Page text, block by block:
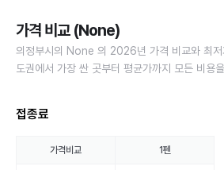
가격 비교 (None)
의정부시의 None 의 2026년 가격 비교와 최저
도권에서 가장 싼 곳부터 평균가까지 모든 비용
접종료
가격비교 1펜